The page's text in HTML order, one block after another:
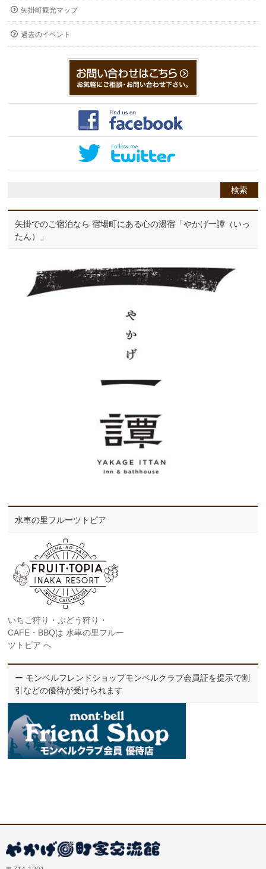
矢掛町観光マップ
過去のイベント
矢掛でのご宿泊なら 宿場町にある心の湯宿「やかげ一譚（いっ
たん）」
水車の里フルーツトピア
いちご狩り・ぶどう狩り・
CAFE・BBQは 水車の里フルー
ツトピア へ
ー モンベルフレンドショップモンベルクラブ会員証を提示で割
引などの優待が受けられます